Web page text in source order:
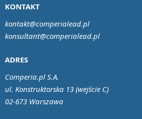
ADRES
Comperia.pl S.A.
ul. Konstruktorska 13 (wejście C)
02-673 Warszawa
KONTAKT
kontakt@comperialead.pl
konsultant@comperialead.pl